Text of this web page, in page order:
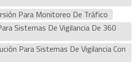
papel fundamental a la hora de
la que el sistema captura y procesa la
mal diseñada puede reducir la
distorsiones o crear puntos ciegos,
al análisis basado en IA. Por
Para Monitoreo De Tráfico
Sistemas De Vigilancia De 360
Para Sistemas De Vigilancia Con